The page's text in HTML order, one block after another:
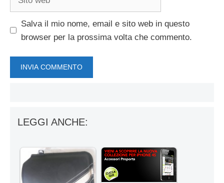
Salva il mio nome, email e sito web in questo
browser per la prossima volta che commento.
LEGGI ANCHE: